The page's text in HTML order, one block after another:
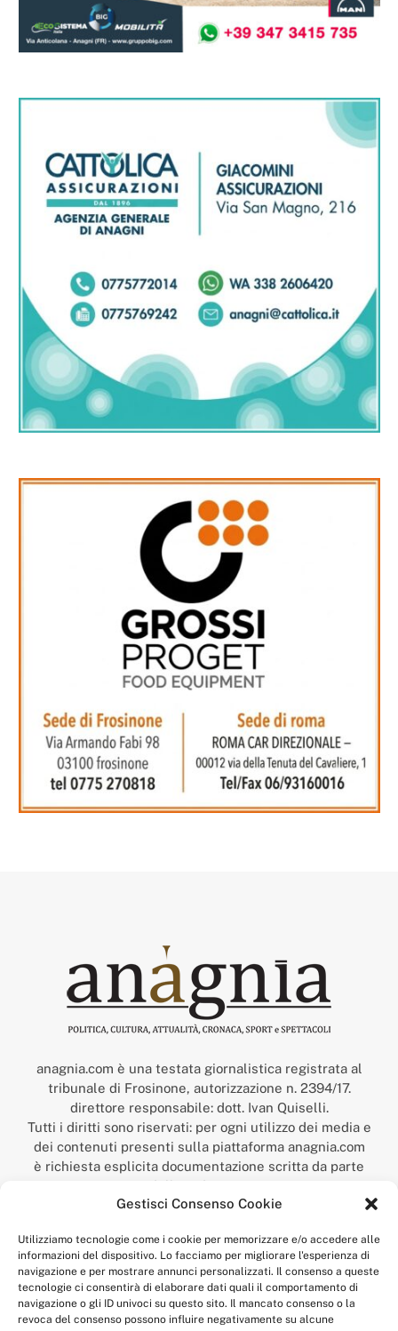
Gestisci Consenso Cookie
Utilizziamo tecnologie come i cookie per memorizzare e/o accedere alle
informazioni del dispositivo. Lo facciamo per migliorare l'esperienza di
navigazione e per mostrare annunci personalizzati. Il consenso a queste
tecnologie ci consentirà di elaborare dati quali il comportamento di
navigazione o gli ID univoci su questo sito. Il mancato consenso o la
revoca del consenso possono influire negativamente su alcune
anagnia.com è una testata giornalistica registrata al
tribunale di Frosinone, autorizzazione n. 2394/17.
direttore responsabile: dott. Ivan Quiselli.
Tutti i diritti sono riservati: per ogni utilizzo dei media e
dei contenuti presenti sulla piattaforma anagnia.com
è richiesta esplicita documentazione scritta da parte
della redazione.
“Anagnia” è un marchio registrato presso l’Ufficio Italiano
Economico,
num. registrazione: 302017000014044 del 9 febbraio 2017.
Per contatti:redazione@anagnia.com